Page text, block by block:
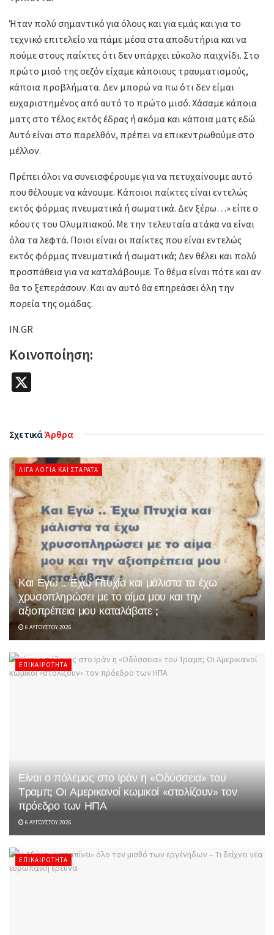
Ήταν πολύ σημαντικό για όλους και για εμάς και για το
τεχνικό επιτελείο να πάμε μέσα στα αποδυτήρια και να
πούμε στους παίκτες ότι δεν υπάρχει εύκολο παιχνίδι. Στο
πρώτο μισό της σεζόν είχαμε κάποιους τραυματισμούς,
κάποια προβλήματα. Δεν μπορώ να πω ότι δεν είμαι
ευχαριστημένος από αυτό το πρώτο μισό. Χάσαμε κάποια
ματς στο τέλος εκτός έδρας ή ακόμα και κάποια ματς εδώ.
Αυτό είναι στο παρελθόν, πρέπει να επικεντρωθούμε στο
μέλλον.
Πρέπει όλοι να συνεισφέρουμε για να πετυχαίνουμε αυτό
που θέλουμε να κάνουμε. Κάποιοι παίκτες είναι εντελώς
εκτός φόρμας πνευματικά ή σωματικά. Δεν ξέρω…» είπε ο
κόουτς του Ολυμπιακού. Με την τελευταία ατάκα να είναι
όλα τα λεφτά. Ποιοι είναι οι παίκτες που είναι εντελώς
εκτός φόρμας πνευματικά ή σωματικά; Δεν θέλει και πολύ
προσπάθεια για να καταλάβουμε. Το θέμα είναι πότε και αν
θα το ξεπεράσουν. Και αν αυτό θα επηρεάσει όλη την
πορεία της ομάδας.
IN.GR
Κοινοποίηση:
ΣχετικάΆρθρα
ΛΊΓΑ ΛΌΓΙΑ ΚΑΙ ΣΤΑΡΆΤΑ
Και Εγώ .. Έχω Πτυχία και μάλιστα τα έχω
χρυσοπληρώσει με το αίμα μου και την
αξιοπρέπεια μου καταλάβατε ;
6 ΑΥΓΟΎΣΤΟΥ 2026
ΕΠΙΚΑΙΡΌΤΗΤΑ
Είναι ο πόλεμος στο Ιράν η «Οδύσσεια» του
Τραμπ; Οι Αμερικανοί κωμικοί «στολίζουν» τον
πρόεδρο των ΗΠΑ
6 ΑΥΓΟΎΣΤΟΥ 2026
ΕΠΙΚΑΙΡΌΤΗΤΑ